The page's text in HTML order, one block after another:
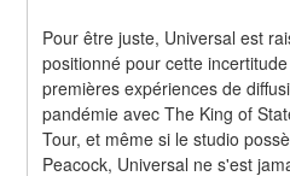
Pour être juste, Universal est
positionné pour cette
premières expériences de
pandémie avec The King of
Tour, et même si le studio
Peacock, Universal ne s'est